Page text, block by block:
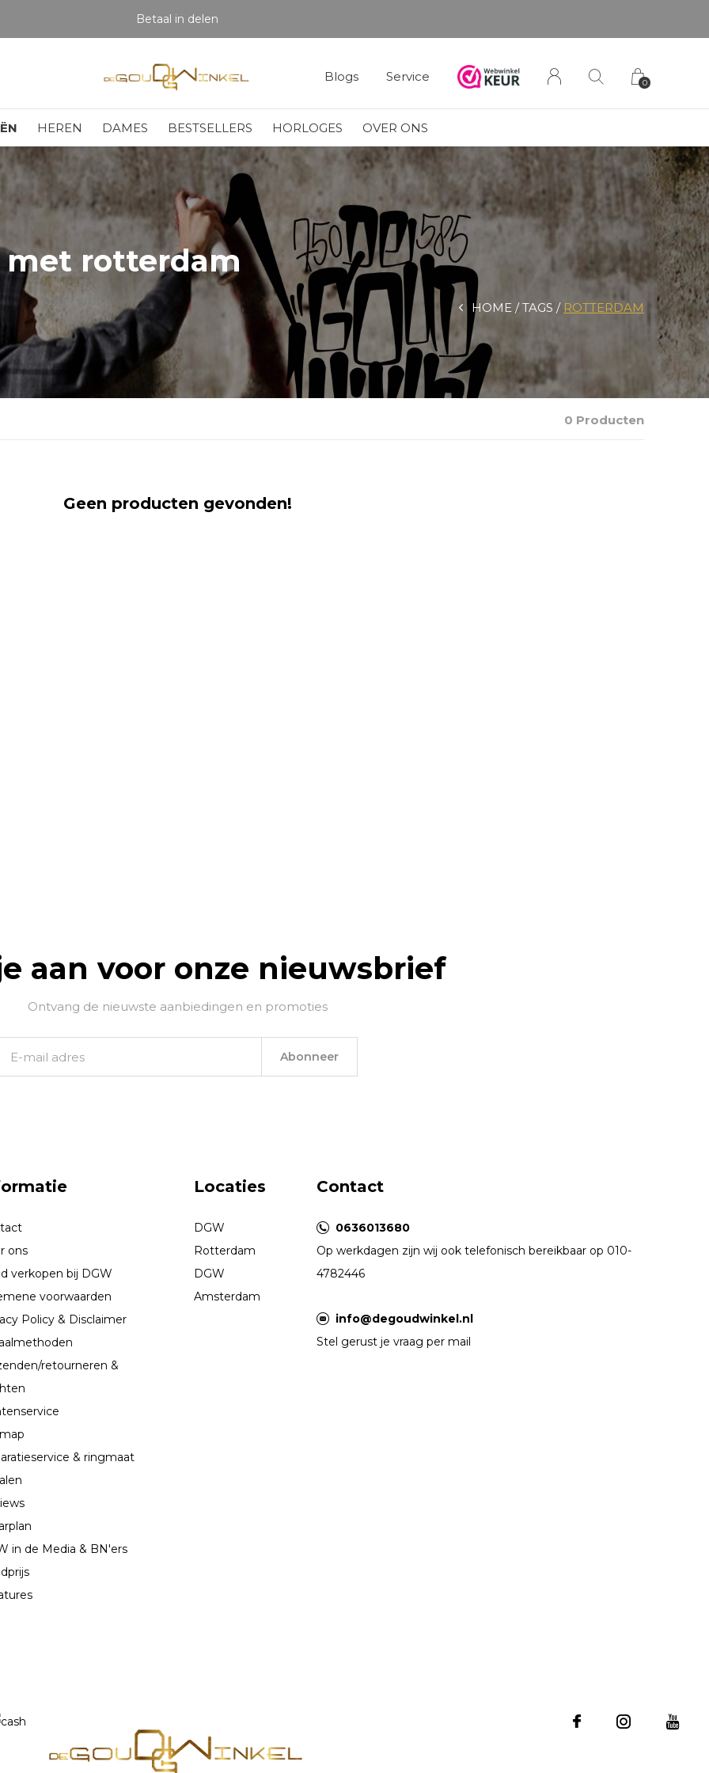
HEREN DAMES BESTSELLERS HORLOGES OVER ONS
Blogs Service 0
Betaal in delen
rotterdam
HOME TAGS ROTTERDAM
0 Producten
Geen producten gevonden!
aan voor onze nieuwsbrief
Ontvang de nieuwste aanbiedingen en promoties
Abonneer
ons
verkopen bij DGW
voorwaarden
Policy & Disclaimer
retourneren &
& ringmaat
in de Media & BN'ers
Locaties
DGW
Rotterdam
DGW
Amsterdam
Contact
0636013680
Op werkdagen zijn wij ook telefonisch bereikbaar op 010-
4782446
info@degoudwinkel.nl
Stel gerust je vraag per mail